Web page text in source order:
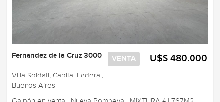
U$S 480.000
VENTA
Fernandez de la Cruz 3000
Villa Soldati, Capital Federal,
Buenos Aires